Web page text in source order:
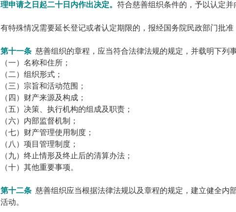
理申请之日起二十日内作出决定。 符合慈善组织条件的，予以认定
有特殊情况需要延长登记或者认定期限的，报经国务院民政部门批
第十一条 慈善组织的章程，应当符合法律法规的规定，并载明下列事
（一）名称和住所；
（二）组织形式；
（三）宗旨和活动范围；
（四）财产来源及构成；
（五）决策、执行机构的组成及职责；
（六）内部监督机制；
（七）财产管理使用制度；
（八）项目管理制度；
（九）终止情形及终止后的清算办法；
（十）其他重要事项。
第十二条 慈善组织应当根据法律法规以及章程的规定，建立健全内
活动。